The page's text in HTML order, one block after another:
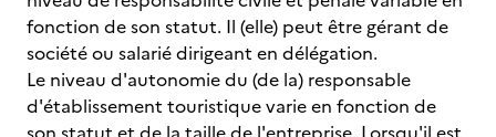
fonction de son statut. Il (elle) peut être gérant de
société ou salarié dirigeant en délégation.
Le niveau d'autonomie du (de la) responsable
d'établissement touristique varie en fonction de